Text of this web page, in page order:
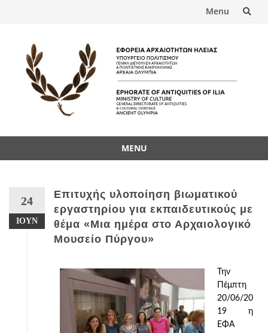
Menu
MENU
24
ΙΟΎΝ
Επιτυχής υλοποίηση βιωματικού
εργαστηρίου για εκπαιδευτικούς με
θέμα «Μια ημέρα στο Αρχαιολογικό
Μουσείο Πύργου»
Την
Πέμπτη
20/06/20
19 η
ΕΦΑ